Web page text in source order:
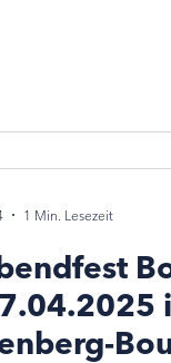
1 Min. Lesezeit